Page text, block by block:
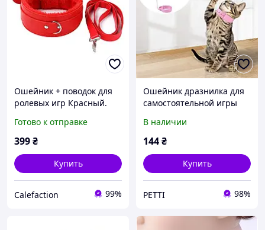
Ошейник + поводок для
ролевых игр Красный.
игрушки, BDSM, БДСМ,
фетиш SAD-2
Готово к отправке
399₴
Купить
Calefaction 99%
Ошейник дразнилка для
самостоятельной игры
и колокольчиком
В наличии
144₴
Купить
PETTI 98%